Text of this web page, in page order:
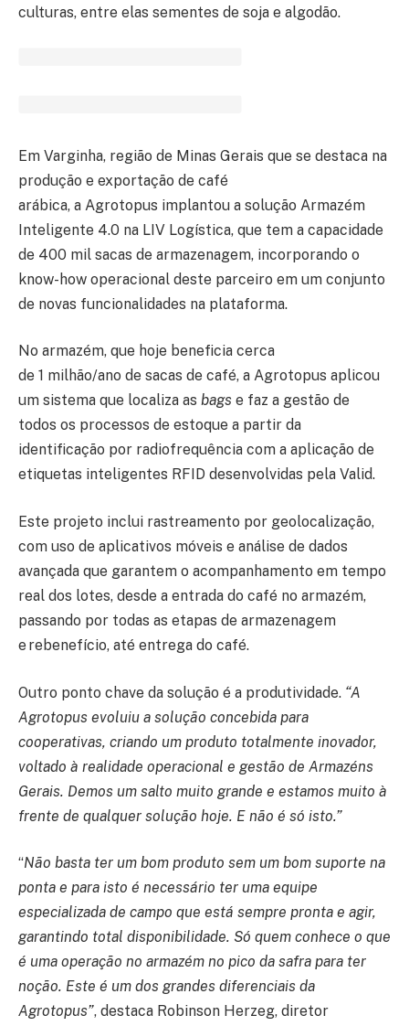
culturas, entre elas sementes de soja e algodão.
Em Varginha, região de Minas Gerais que se destaca na
produção e exportação de café
arábica, a Agrotopus implantou a solução Armazém
Inteligente 4.0 na LIV Logística, que tem a capacidade
de 400 mil sacas de armazenagem, incorporando o
know-how operacional deste parceiro em um conjunto
de novas funcionalidades na plataforma.
No armazém, que hoje beneficia cerca
de 1 milhão/ano de sacas de café, a Agrotopus aplicou
um sistema que localiza as bags e faz a gestão de
todos os processos de estoque a partir da
identificação por radiofrequência com a aplicação de
etiquetas inteligentes RFID desenvolvidas pela Valid.
Este projeto inclui rastreamento por geolocalização,
com uso de aplicativos móveis e análise de dados
avançada que garantem o acompanhamento em tempo
real dos lotes, desde a entrada do café no armazém,
passando por todas as etapas de armazenagem
e rebenefício, até entrega do café.
Outro ponto chave da solução é a produtividade. “A
Agrotopus evoluiu a solução concebida para
cooperativas, criando um produto totalmente inovador,
voltado à realidade operacional e gestão de Armazéns
Gerais. Demos um salto muito grande e estamos muito à
frente de qualquer solução hoje. E não é só isto.”
“Não basta ter um bom produto sem um bom suporte na
ponta e para isto é necessário ter uma equipe
especializada de campo que está sempre pronta e agir,
garantindo total disponibilidade. Só quem conhece o que
é uma operação no armazém no pico da safra para ter
noção. Este é um dos grandes diferenciais da
Agrotopus”, destaca Robinson Herzeg, diretor